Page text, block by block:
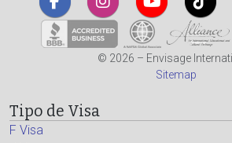
© 2026 – Envisage
Sitemap
Tipo de Visa
F Visa